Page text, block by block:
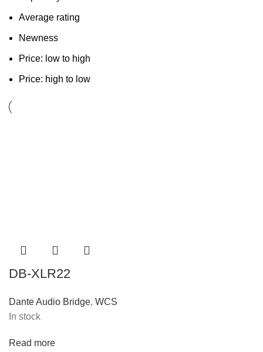
Average rating
Newness
Price: low to high
Price: high to low
DB-XLR22
Dante Audio Bridge, WCS
In stock
Read more